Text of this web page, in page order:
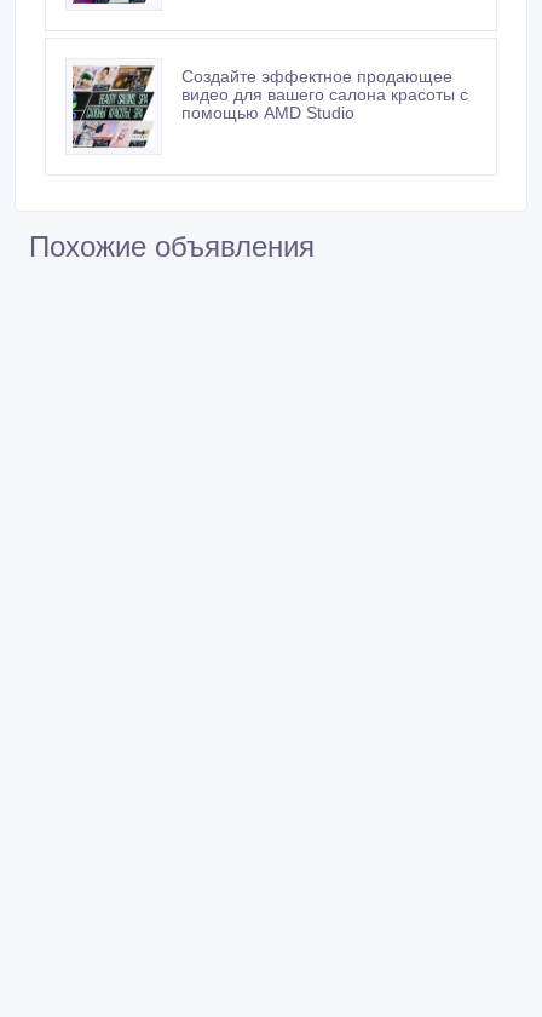
Создайте эффектное продающее
видео для вашего салона красоты с
помощью AMD Studio
Похожие объявления